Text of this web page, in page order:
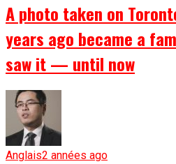
A photo taken on
years ago became a
saw it — until now
Anglais2 années ago